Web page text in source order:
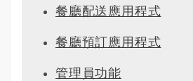
餐廳配送應用程式
餐廳預訂應用程式
管理員功能